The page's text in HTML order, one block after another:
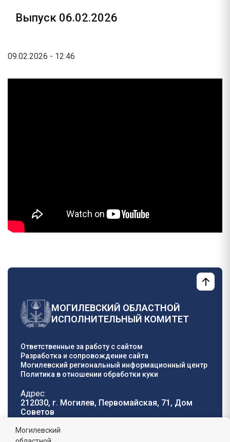
Выпуск 06.02.2026
09.02.2026 - 12:46
МОГИЛЕВСКИЙ ОБЛАСТНОЙ
ИСПОЛНИТЕЛЬНЫЙ КОМИТЕТ
Ответственные за работу с сайтом
Разработка и сопровождение сайта
Могилевский региональный информационный центр
Политика в отношении обработки куки
Адрес:
212030, г. Могилев, Первомайская, 71, Дом
Cоветов
Телефон горячей
линии:
Могилевский